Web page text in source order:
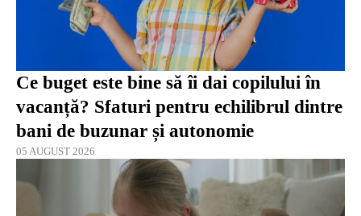
Ce buget este bine să îi dai copilului în
vacanță? Sfaturi pentru echilibrul dintre
bani de buzunar și autonomie
05 AUGUST 2026